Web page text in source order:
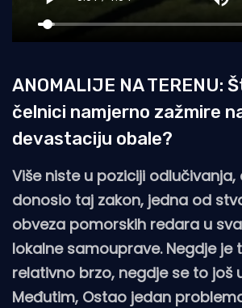
ANOMALIJE NA TERENU:
čelnici namjerno zažmire
devastaciju obale?
Više niste u poziciji odlučivanja,
donosio taj zakon, jedna od
obveza pomorskih redara u
lokalne samouprave. Negdje je
relativno brzo, negdje se to još
Međutim, Ostao jedan